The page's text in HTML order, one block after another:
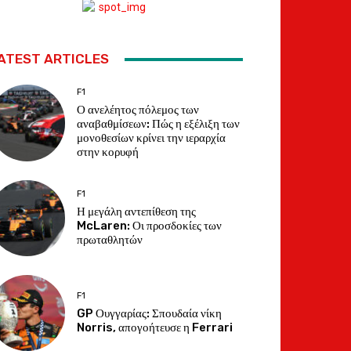
ARTICLES
F1
Ο ανελέητος πόλεμος των
αναβαθμίσεων: Πώς η εξέλιξη των
μονοθεσίων κρίνει την ιεραρχία
στην κορυφή
F1
Η μεγάλη αντεπίθεση της
McLaren: Οι προσδοκίες των
πρωταθλητών
F1
GP Ουγγαρίας: Σπουδαία νίκη
Norris, απογοήτευσε η Ferrari